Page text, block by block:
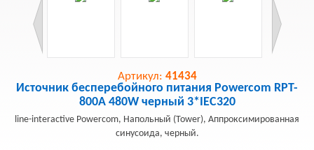
Артикул: 41434
Источник бесперебойного питания Powercom RPT-
800A 480W черный 3*IEC320
line-interactive Powercom, Напольный (Tower), Аппроксимированная
синусоида, черный.